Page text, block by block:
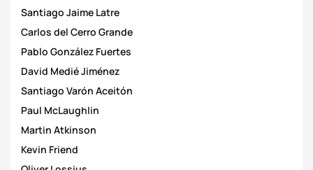
Santiago Jaime Latre
Carlos del Cerro Grande
Pablo González Fuertes
David Medié Jiménez
Santiago Varón Aceitón
Paul McLaughlin
Martin Atkinson
Kevin Friend